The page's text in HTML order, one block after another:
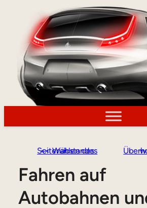
<< Wählen des Seitenabstandes
Fahren auf
Autobahnen